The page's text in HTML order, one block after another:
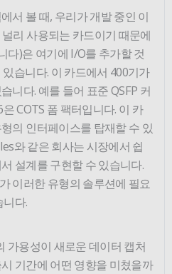
서 볼 때, 우리가 개발 중인 이
리 사용되는 카드이기 때문에
다)은 여기에 I/O를 추가할 것
습니다. 이 카드에서 400기가
니다. 예를 들어 표준 QSFP 커
COTS 폼 팩터입니다. 이 카
의 인터페이스를 탑재할 수 있
와 같은 회사는 시장에서 쉽
설계를 구현할 수 있습니다.
이러한 유형의 솔루션에 필요
다.
가용성이 새로운 데이터 캡처
기간에 어떤 영향을 미쳤을까